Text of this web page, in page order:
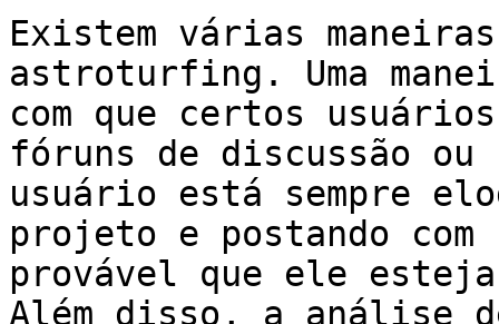
Existem várias
astroturfing. Uma
com que certos usuários
fóruns de discussão
usuário está sempre
projeto e postando
provável que ele esteja
Além disso, a análise